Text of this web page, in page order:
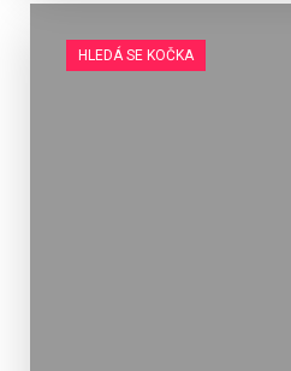
HLEDÁ SE KOČKA